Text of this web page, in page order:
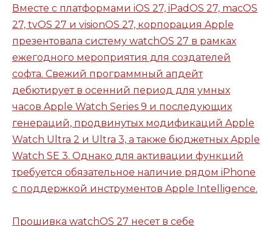
Вместе с платформами iOS 27, iPadOS 27, macOS
27, tvOS 27 и visionOS 27, корпорация Apple
презентовала систему watchOS 27 в рамках
ежегодного мероприятия для создателей
софта. Свежий программный апдейт
дебютирует в осенний период для умных
часов Apple Watch Series 9 и последующих
генераций, продвинутых модификаций Apple
Watch Ultra 2 и Ultra 3, а также бюджетных Apple
Watch SE 3. Однако для активации функций
требуется обязательное наличие рядом iPhone
с поддержкой инструментов Apple Intelligence.
Прошивка watchOS 27 несет в себе